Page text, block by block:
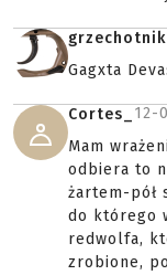
grzechotnik
Gagxta
Cortes_ 12-
Mam
odbiera to
żartem-pół
do którego
redwolfa,
zrobione,